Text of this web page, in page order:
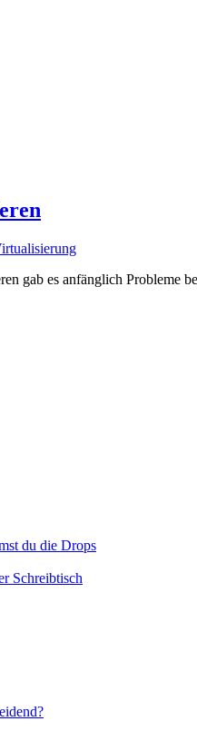
gab es anfänglich
du die Drops
Schreibtisch